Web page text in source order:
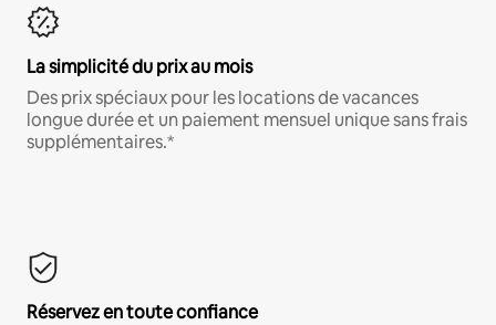
La simplicité du prix au mois
Des prix spéciaux pour les locations de vacances
longue durée et un paiement mensuel unique sans frais
supplémentaires.*
Réservez en toute confiance